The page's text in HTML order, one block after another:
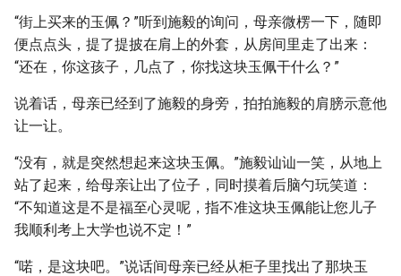
“街上买来的玉佩？”听到施毅的询问，母亲微楞一下，随即
便点点头，提了提披在肩上的外套，从房间里走了出来：
“还在，你这孩子，几点了，你找这块玉佩干什么？”
说着话，母亲已经到了施毅的身旁，拍拍施毅的肩膀示意他
让一让。
“没有，就是突然想起来这块玉佩。”施毅讪讪一笑，从地上
站了起来，给母亲让出了位子，同时摸着后脑勺玩笑道：
“不知道这是不是福至心灵呢，指不准这块玉佩能让您儿子
我顺利考上大学也说不定！”
“喏，是这块吧。”说话间母亲已经从柜子里找出了那块玉